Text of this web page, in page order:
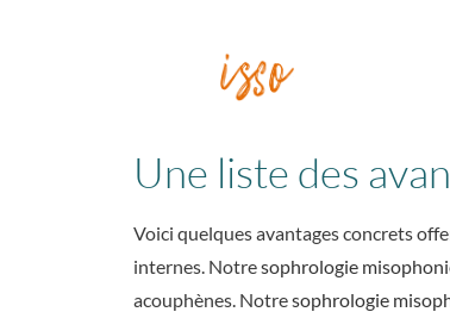
Une liste des
Voici quelques avantages concrets
internes. Notresophrologie
acouphènes. Notresophrologie